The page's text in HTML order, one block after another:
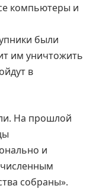
компьютеры и
были
им уничтожить
в
На прошлой
и
собраны».